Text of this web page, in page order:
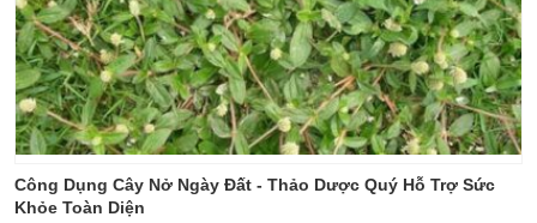
Công Dụng Cây Nở Ngày Đất - Thảo Dược Quý Hỗ Trợ Sức
Khỏe Toàn Diện